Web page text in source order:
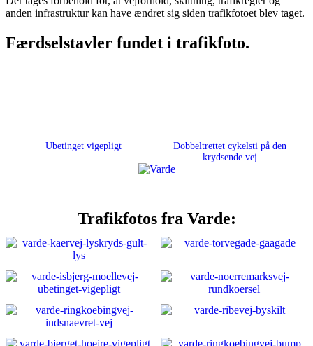
anden infrastruktur kan have ændret sig siden trafikfotoet blev taget.
Færdselstavler fundet i trafikfoto.
Ubetinget vigepligt
Dobbeltrettet cykelsti på den
krydsende vej
Trafikfotos fra Varde: